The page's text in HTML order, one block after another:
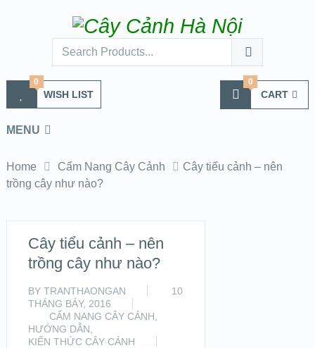
WISH LIST
0
CART
0
MENU
Home Cẩm Nang Cây Cảnh
Cây tiểu cảnh – nên
trồng cây như nào?
Cây tiểu cảnh – nên
trồng cây như nào?
BY TRANTHAONGAN
10
THÁNG BẢY, 2016
CẨM NANG CÂY CẢNH
HƯỚNG DẪN
KIẾN THỨC CÂY CẢNH